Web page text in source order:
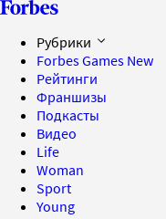
Рубрики
Forbes Games New
Рейтинги
Франшизы
Подкасты
Видео
Life
Woman
Sport
Young